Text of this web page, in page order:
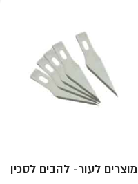
מוצרים לעור- להבים לסכין